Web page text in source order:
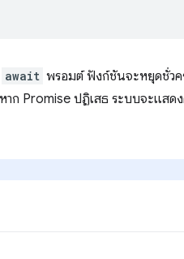
await พรอมต์ ฟังก์ชันจะหยุดชั่วค
Promise ปฏิเสธ ระบบจะแสด